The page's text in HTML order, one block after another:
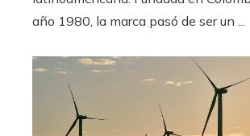
año 1980, la marca pasó de ser un ...